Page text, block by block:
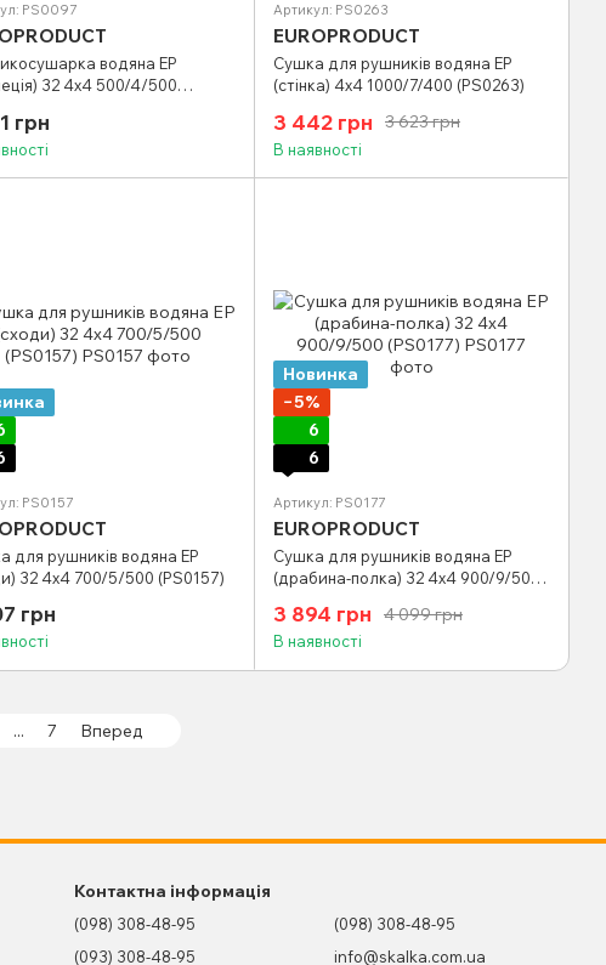
PS0097
водяна EP
32 4х4 500/4/500
грн
Артикул: PS0263
EUROPRODUCT
Сушка для рушників водяна EP
(стінка) 4х4 1000/7/400 (PS0263)
3 623 грн
3 442 грн
В наявності
PS0157
для рушників водяна EP
32 4х4 700/5/500 (PS0157)
грн
Новинка
−5%
6
6
Артикул: PS0177
EUROPRODUCT
Сушка для рушників водяна EP
(драбина-полка) 32 4х4 900/9/500
4 099 грн
3 894 грн
В наявності
... 7 Вперед
Контактна інформація
(098) 308-48-95
(093) 308-48-95
(098) 308-48-95
info@skalka.com.ua